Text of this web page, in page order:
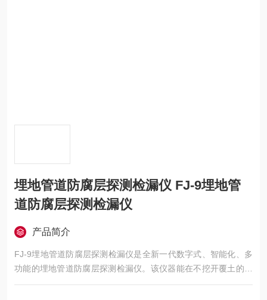
埋地管道防腐层探测检漏仪 FJ-9埋地管
道防腐层探测检漏仪
产品简介
FJ-9埋地管道防腐层探测检漏仪是全新一代数字式、智能化、多
功能的埋地管道防腐层探测检漏仪。该仪器能在不挖开覆土的情
况下，方便而准确地探出埋地管线的位置、走向、深度、防腐层